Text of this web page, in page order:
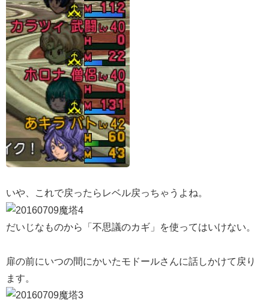
いや、これで戻ったらレベル戻っちゃうよね。
だいじなものから「不思議のカギ」を使ってはいけない。
扉の前にいつの間にかいたモドールさんに話しかけて戻り
ます。